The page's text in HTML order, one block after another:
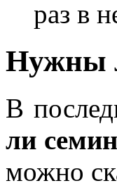
раз в
Нужны
В
ли
можно